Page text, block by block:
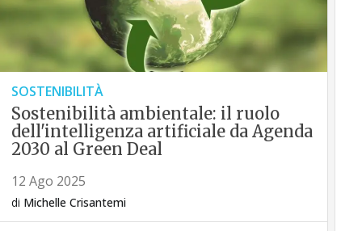
SOSTENIBILITÀ
Sostenibilità ambientale: il ruolo
dell'intelligenza artificiale da Agenda
2030 al Green Deal
12 Ago 2025
di Michelle Crisantemi